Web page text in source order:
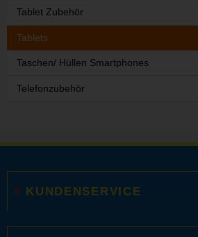
Tablet Zubehör
Tablets
Taschen/ Hüllen Smartphones
Telefonzubehör
KUNDENSERVICE